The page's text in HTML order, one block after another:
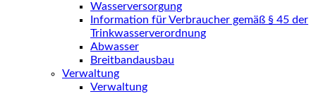
Wasserversorgung
Information für Verbraucher gemäß § 45 der
Trinkwasserverordnung
Abwasser
Breitbandausbau
Verwaltung
Verwaltung